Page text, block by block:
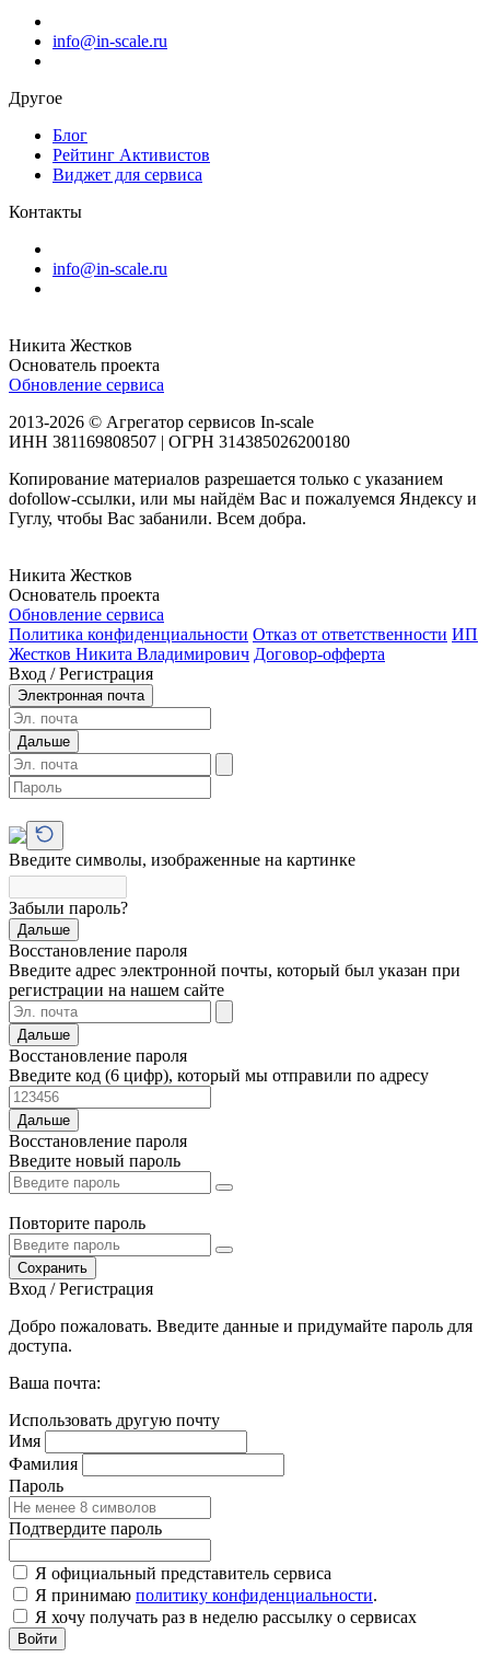
info@in-scale.ru
Другое
Блог
Рейтинг Активистов
Виджет для сервиса
Контакты
info@in-scale.ru
Никита Жестков
Основатель проекта
Обновление сервиса
2013-2026 © Агрегатор сервисов In-scale
ИНН 381169808507 | ОГРН 314385026200180
Копирование материалов разрешается только с указанием
dofollow-ссылки, или мы найдём Вас и пожалуемся Яндексу и
Гуглу, чтобы Вас забанили. Всем добра.
Никита Жестков
Основатель проекта
Обновление сервиса
Политика конфиденциальности Отказ от ответственности ИП
Жестков Никита Владимирович Договор-офферта
Вход / Регистрация
Электронная почта
Дальше
Введите символы, изображенные на картинке
Забыли пароль?
Дальше
Восстановление пароля
Введите адрес электронной почты, который был указан при
регистрации на нашем сайте
Дальше
Восстановление пароля
Введите код (6 цифр), который мы отправили по адресу
Дальше
Восстановление пароля
Введите новый пароль
Повторите пароль
Сохранить
Вход / Регистрация
Добро пожаловать. Введите данные и придумайте пароль для
доступа.
Ваша почта:
Использовать другую почту
Имя
Фамилия
Пароль
Подтвердите пароль
Я официальный представитель сервиса
Я принимаю политику конфиденциальности.
Я хочу получать раз в неделю рассылку о сервисах
Войти